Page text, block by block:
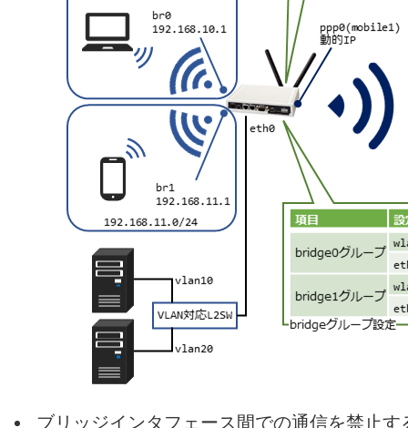
ブリッジインタフェース間での通信を禁止